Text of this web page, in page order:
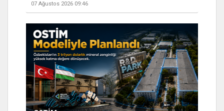
07 Ağustos 2026 09:46